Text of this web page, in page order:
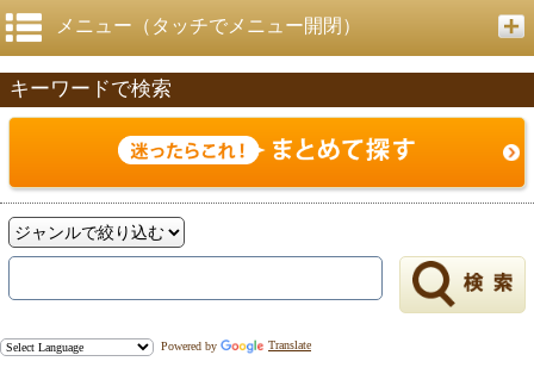
戻る
メニュー（タッチでメニュー開閉）
キーワードで検索
Powered by Translate